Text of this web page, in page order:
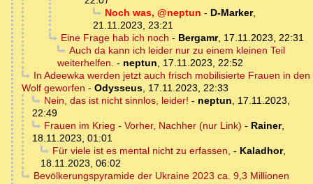
Noch was, @neptun - D-Marker,
21.11.2023, 23:21
Eine Frage hab ich noch - Bergamr, 17.11.2023, 22:31
Auch da kann ich leider nur zu einem kleinen Teil
weiterhelfen. - neptun, 17.11.2023, 22:52
In Adeewka werden jetzt auch frisch mobilisierte Frauen in den
Wolf geworfen - Odysseus, 17.11.2023, 22:33
Nein, das ist nicht sinnlos, leider! - neptun, 17.11.2023,
22:49
Frauen im Krieg - Vorher, Nachher (nur Link) - Rainer,
18.11.2023, 01:01
Für viele ist es mental nicht zu erfassen, - Kaladhor,
18.11.2023, 06:02
Bevölkerungspyramide der Ukraine 2023 ca. 9,3 Millionen